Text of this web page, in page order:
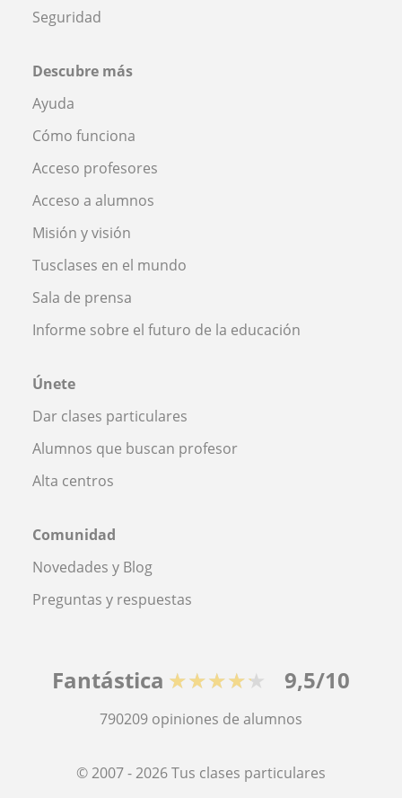
Seguridad
Descubre más
Ayuda
Cómo funciona
Acceso profesores
Acceso a alumnos
Misión y visión
Tusclases en el mundo
Sala de prensa
Informe sobre el futuro de la educación
Únete
Dar clases particulares
Alumnos que buscan profesor
Alta centros
Comunidad
Novedades y Blog
Preguntas y respuestas
Fantástica ★★★★★ 9,5/10
790209 opiniones de alumnos
© 2007 - 2026 Tus clases particulares